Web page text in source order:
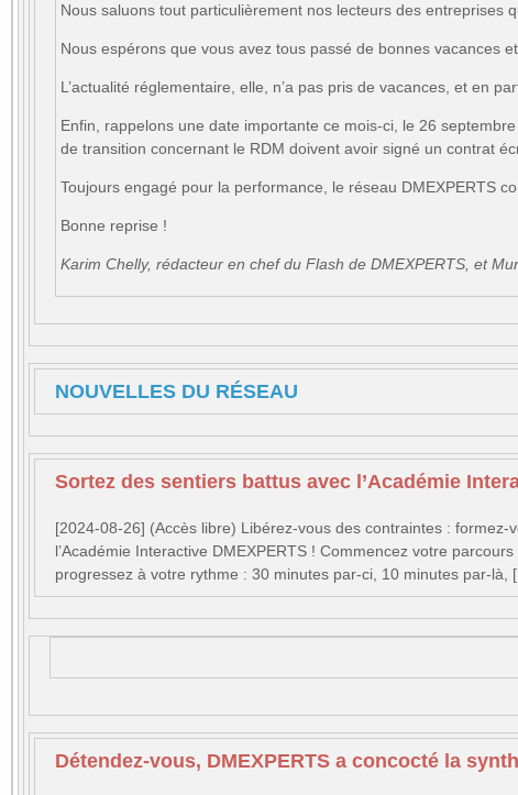
Nous saluons tout particulièrement nos lecteurs des entreprises
Nous espérons que vous avez tous passé de bonnes vacances
L’actualité réglementaire, elle, n’a pas pris de vacances, et en
Enfin, rappelons une date importante ce mois-ci, le 26
de transition concernant le RDM doivent avoir signé un contrat
Toujours engagé pour la performance, le réseau DMEXPERTS
Bonne reprise !
Karim Chelly, rédacteur en chef du Flash de DMEXPERTS, et
NOUVELLES DU RÉSEAU
Sortez des sentiers battus avec l’Académie
[2024-08-26] (Accès libre) Libérez-vous des contraintes :
l’Académie Interactive DMEXPERTS ! Commencez votre
progressez à votre rythme : 30 minutes par-ci, 10 minutes par-là,
Détendez-vous, DMEXPERTS a concocté la